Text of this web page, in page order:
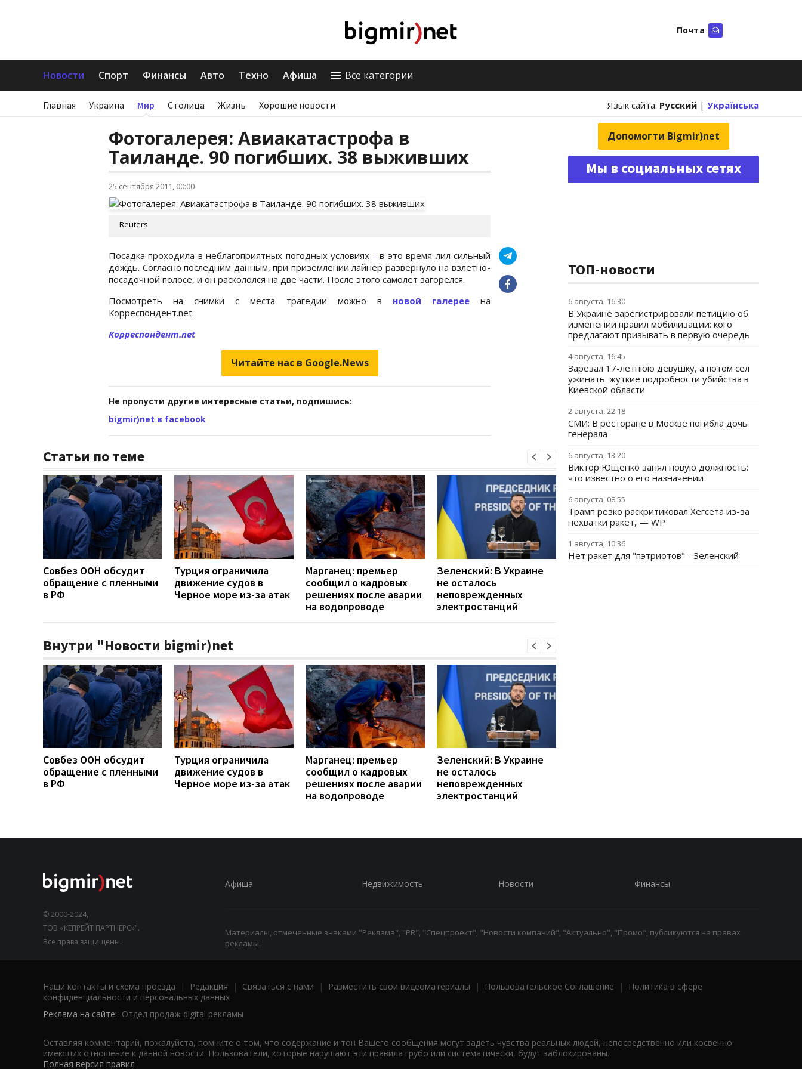
Почта
Новости Спорт Финансы Авто Техно Афиша Все категории
Главная Украина Мир Столица Жизнь Хорошие новости Язык сайта: Русский | Українська
Фотогалерея: Авиакатастрофа в
Таиланде. 90 погибших. 38 выживших
25 сентября 2011, 00:00
Reuters
Посадка проходила в неблагоприятных погодных условиях - в это время лил сильный
дождь. Согласно последним данным, при приземлении лайнер развернуло на взлетно-
посадочной полосе, и он раскололся на две части. После этого самолет загорелся.
Посмотреть на снимки с места трагедии можно в новой галереена
Корреспондент.net.
Корреспондент.net
Читайте нас в Google.News
Не пропусти другие интересные статьи, подпишись:
bigmir)net в facebook
Статьи по теме
Совбез ООН обсудит
обращение с пленными
в РФ
Турция ограничила
движение судов в
Черное море из-за атак
Марганец: премьер
сообщил о кадровых
решениях после аварии
на водопроводе
Зеленский: В Украине
не осталось
неповрежденных
электростанций
Внутри "Новости bigmir)net
Совбез ООН обсудит
обращение с пленными
в РФ
Турция ограничила
движение судов в
Черное море из-за атак
Марганец: премьер
сообщил о кадровых
решениях после аварии
на водопроводе
Зеленский: В Украине
не осталось
неповрежденных
электростанций
Допомогти Bigmir)net
Мы в социальных сетях
ТОП-новости
6 августа, 16:30
В Украине зарегистрировали петицию об
изменении правил мобилизации: кого
предлагают призывать в первую очередь
4 августа, 16:45
Зарезал 17-летнюю девушку, а потом сел
ужинать: жуткие подробности убийства в
Киевской области
2 августа, 22:18
СМИ: В ресторане в Москве погибла дочь
генерала
6 августа, 13:20
Виктор Ющенко занял новую должность:
что известно о его назначении
6 августа, 08:55
Трамп резко раскритиковал Хегсета из-за
нехватки ракет, — WP
1 августа, 10:36
Нет ракет для "пэтриотов" - Зеленский
© 2000-2024,
ТОВ «КЕПРЕЙТ ПАРТНЕРС»".
Все права защищены.
Афиша Недвижимость Новости Финансы
Материалы, отмеченные знаками "Реклама", "PR", "Спецпроект", "Новости компаний", "Актуально", "Промо", публикуются на правах
рекламы.
Наши контакты и схема проезда | Редакция | Связаться с нами | Разместить свои видеоматериалы | Пользовательское Соглашение |
Политика в сфере
конфиденциальности и персональных данных
Реклама на сайте: Отдел продаж digital рекламы
Оставляя комментарий, пожалуйста, помните о том, что содержание и тон Вашего сообщения могут задеть чувства реальных людей, непосредственно или косвенно
имеющих отношение к данной новости. Пользователи, которые нарушают эти правила грубо или систематически, будут заблокированы.
Полная версия правил